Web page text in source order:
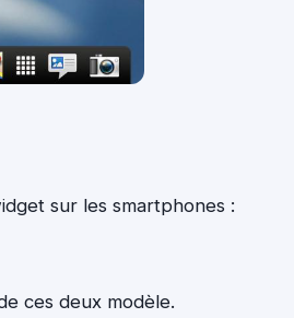
sur les smartphones :
ces deux modèle.